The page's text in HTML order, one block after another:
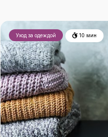
Уход за одеждой 10 мин